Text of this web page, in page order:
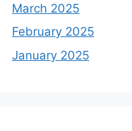
March 2025
February 2025
January 2025